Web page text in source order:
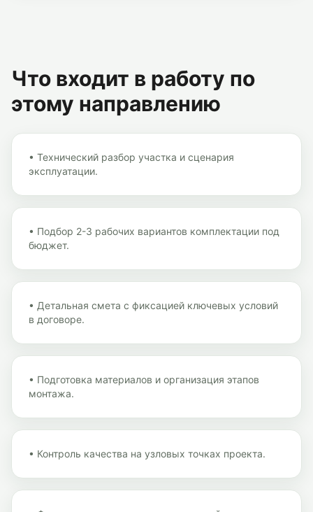
Что входит в работу по
этому направлению
• Технический разбор участка и сценария
эксплуатации.
• Подбор 2-3 рабочих вариантов комплектации под
бюджет.
• Детальная смета с фиксацией ключевых условий
в договоре.
• Подготовка материалов и организация этапов
монтажа.
• Контроль качества на узловых точках проекта.